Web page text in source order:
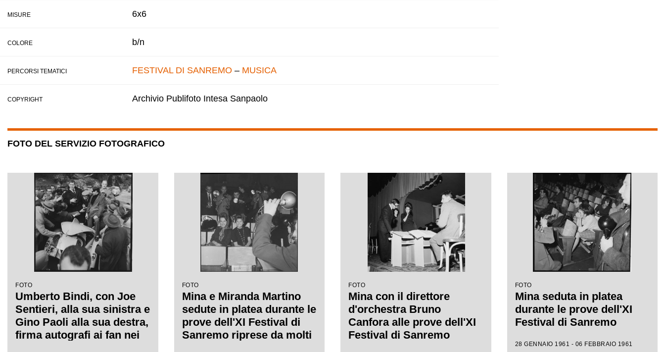
MISURE 6x6
COLORE b/n
PERCORSI TEMATICI FESTIVAL DI SANREMO – MUSICA
COPYRIGHT Archivio Publifoto Intesa Sanpaolo
FOTO DEL SERVIZIO FOTOGRAFICO
FOTO
Umberto Bindi, con Joe
Sentieri, alla sua sinistra e
Gino Paoli alla sua destra,
firma autografi ai fan nei
FOTO
Mina e Miranda Martino
sedute in platea durante le
prove dell'XI Festival di
Sanremo riprese da molti
FOTO
Mina con il direttore
d'orchestra Bruno
Canfora alle prove dell'XI
Festival di Sanremo
FOTO
Mina seduta in platea
durante le prove dell'XI
Festival di Sanremo
28 GENNAIO 1961 - 06 FEBBRAIO 1961